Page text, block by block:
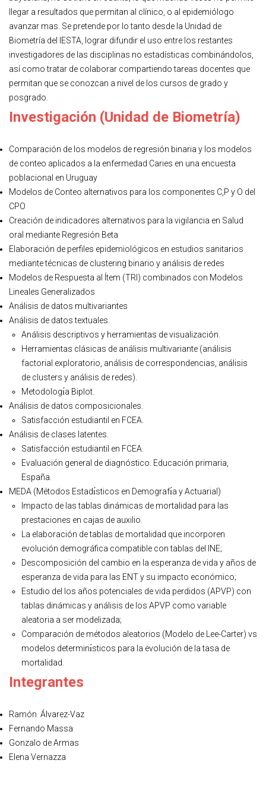
llegar a resultados que permitan al clínico, o al epidemiólogo
avanzar mas. Se pretende por lo tanto desde la Unidad de
Biometría del IESTA, lograr difundir el uso entre los restantes
investigadores de las disciplinas no estadísticas combinándolos,
así como tratar de colaborar compartiendo tareas docentes que
permitan que se conozcan a nivel de los cursos de grado y
posgrado.
Investigación (Unidad de Biometría)
Comparación de los modelos de regresión binaria y los modelos
de conteo aplicados a la enfermedad Caries en una encuesta
poblacional en Uruguay
Modelos de Conteo alternativos para los componentes C,P y O del
CPO
Creación de indicadores alternativos para la vigilancia en Salud
oral mediante Regresión Beta
Elaboración de perfiles epidemiológicos en estudios sanitarios
mediante técnicas de clustering binario y análisis de redes
Modelos de Respuesta al Ítem (TRI) combinados con Modelos
Lineales Generalizados
Análisis de datos multivariantes
Análisis de datos textuales.
Análisis descriptivos y herramientas de visualización.
Herramientas clásicas de análisis multivariante (análisis
factorial exploratorio, análisis de correspondencias, análisis
de clusters y análisis de redes).
Metodologı́a Biplot.
Análisis de datos composicionales.
Satisfacción estudiantil en FCEA.
Análisis de clases latentes.
Satisfacción estudiantil en FCEA.
Evaluación general de diagnóstico. Educación primaria,
España.
MEDA (Métodos Estadı́sticos en Demografı́a y Actuarial)
Impacto de las tablas dinámicas de mortalidad para las
prestaciones en cajas de auxilio.
La elaboración de tablas de mortalidad que incorporen
evolución demográfica compatible con tablas del INE;
Descomposición del cambio en la esperanza de vida y años de
esperanza de vida para las ENT y su impacto económico;
Estudio del los años potenciales de vida perdidos (APVP) con
tablas dinámicas y análisis de los APVP como variable
aleatoria a ser modelizada;
Comparación de métodos aleatorios (Modelo de Lee-Carter) vs
modelos determinı́sticos para la evolución de la tasa de
mortalidad.
Integrantes
Ramón Álvarez-Vaz
Fernando Massa
Gonzalo de Armas
Elena Vernazza